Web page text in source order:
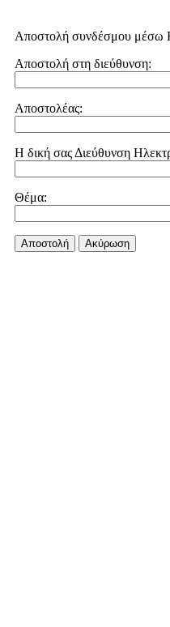
Αποστολή συνδέσμου μέσω
Αποστολή στη διεύθυνση:
Αποστολέας:
Η δική σας Διεύθυνση
Θέμα:
Αποστολή Aκύρωση